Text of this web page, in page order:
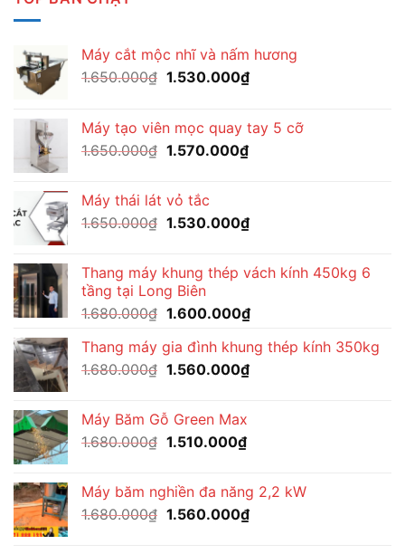
Máy cắt mộc nhĩ và nấm hương
1.650.000₫ Giá
1.650.000₫.
1.530.000₫Giá
là:
1.530.000₫.
Máy tạo viên mọc quay tay 5 cỡ
1.650.000₫ Giá
1.650.000₫.
1.570.000₫Giá
1.570.000₫.
Máy thái lát vỏ tắc
1.650.000₫ Giá
1.650.000₫.
1.530.000₫Giá
là:
Thang máy khung thép vách kính 450kg 6
tầng tại Long Biên
1.680.000₫ Giá
là:
1.680.000₫.
1.600.000₫Giá
tại
là:
Thang máy gia đình khung thép kính 350kg
1.680.000₫ Giá
1.680.000₫.
1.560.000₫Giá
Máy Băm Gỗ Green Max
1.680.000₫ Giá
1.680.000₫.
1.510.000₫Giá
là:
1.510.000₫.
Máy băm nghiền đa năng 2,2 kW
1.680.000₫ Giá
1.560.000₫Giá